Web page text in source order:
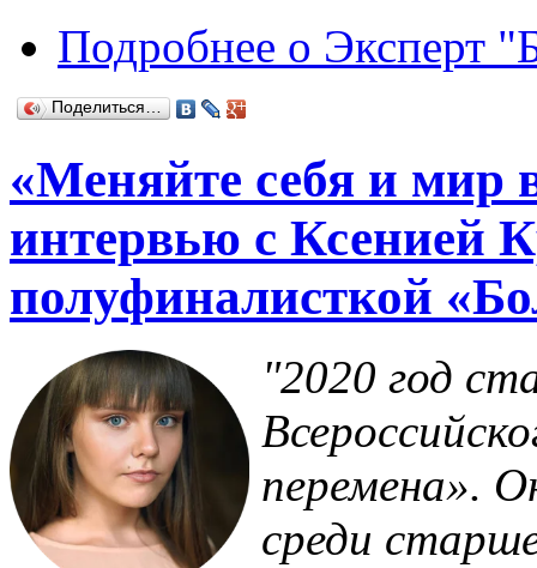
Подробнее о Эксперт
Поделиться…
«Меняйте себя и мир
интервью с Ксенией
полуфиналисткой
"2020 год
перемена».
среди